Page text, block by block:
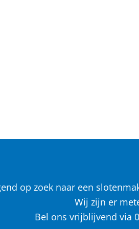
op zoek naar een
Wij zijn er
Bel ons vrijblijvend via